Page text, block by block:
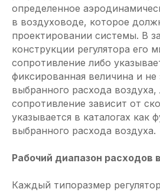
определенное
в воздуховоде, которое
проектировании системы. В
конструкции регулятора его
сопротивление либо
фиксированная величина и не
выбранного расхода
сопротивление зависит от
указывается в каталогах как
выбранного расхода воздуха.
Рабочий диапазон расходов
Каждый типоразмер